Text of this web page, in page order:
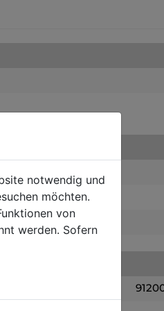
notwendig und
möchten.
von
werden. Sofern